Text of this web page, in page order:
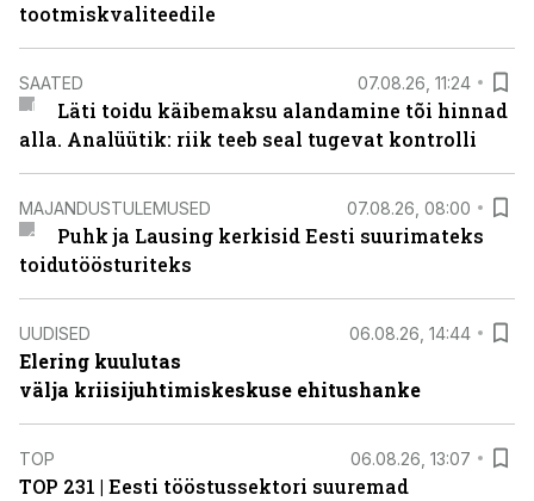
tootmiskvaliteedile
SAATED 07.08.26, 11:24
Läti toidu käibemaksu alandamine tõi hinnad
alla. Analüütik: riik teeb seal tugevat kontrolli
MAJANDUSTULEMUSED 07.08.26, 08:00
Puhk ja Lausing kerkisid Eesti suurimateks
toidutöösturiteks
UUDISED 06.08.26, 14:44
Elering kuulutas
välja kriisijuhtimiskeskuse ehitushanke
TOP 06.08.26, 13:07
TOP 231 | Eesti tööstussektori suuremad